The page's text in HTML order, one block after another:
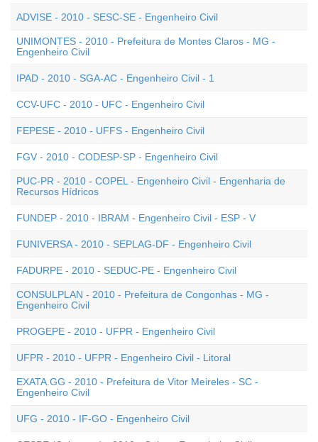
ADVISE - 2010 - SESC-SE - Engenheiro Civil
UNIMONTES - 2010 - Prefeitura de Montes Claros - MG -
Engenheiro Civil
IPAD - 2010 - SGA-AC - Engenheiro Civil - 1
CCV-UFC - 2010 - UFC - Engenheiro Civil
FEPESE - 2010 - UFFS - Engenheiro Civil
FGV - 2010 - CODESP-SP - Engenheiro Civil
PUC-PR - 2010 - COPEL - Engenheiro Civil - Engenharia de
Recursos Hídricos
FUNDEP - 2010 - IBRAM - Engenheiro Civil - ESP - V
FUNIVERSA - 2010 - SEPLAG-DF - Engenheiro Civil
FADURPE - 2010 - SEDUC-PE - Engenheiro Civil
CONSULPLAN - 2010 - Prefeitura de Congonhas - MG -
Engenheiro Civil
PROGEPE - 2010 - UFPR - Engenheiro Civil
UFPR - 2010 - UFPR - Engenheiro Civil - Litoral
EXATA.GG - 2010 - Prefeitura de Vitor Meireles - SC -
Engenheiro Civil
UFG - 2010 - IF-GO - Engenheiro Civil